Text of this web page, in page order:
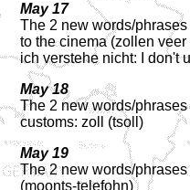
May 17
The 2 new words/
to the cinema (zollen
ich verstehe nicht: I don't
May 18
The 2 new words/
customs: zoll (tsoll)
May 19
The 2 new words/
(moonts-telefohn)